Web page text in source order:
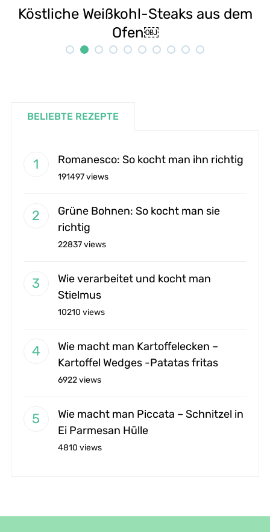
dem
Selbstgemachte Tahini:
Rezept
BELIEBTE REZEPTE
Romanesco: So kocht man ihn richtig
191497 views
Grüne Bohnen: So kocht man sie
richtig
22837 views
Wie verarbeitet und kocht man
Stielmus
10210 views
Wie macht man Kartoffelecken –
Kartoffel Wedges -Patatas fritas
6922 views
Wie macht man Piccata – Schnitzel in
Ei Parmesan Hülle
4810 views